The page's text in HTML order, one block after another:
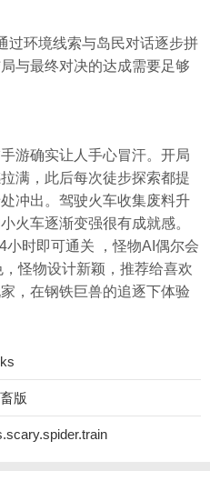
过环境线索与岛民对话逐步拼
与最终对决的达成需要足够
游确实让人手心冒汗。开局
满，此后每次徒步探索都提
冲出。驾驶火车收集废料升
火车逐渐变强很有成就感。
时即可通关 ，怪物AI偶尔会
怪物设计新颖，推荐给喜欢
，在钢铁巨兽的追逐下体验
版